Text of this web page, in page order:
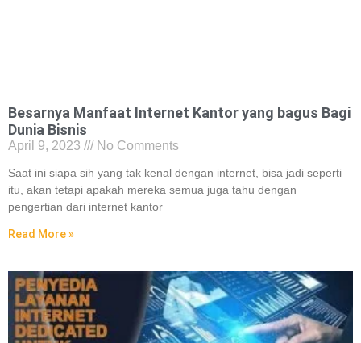
Besarnya Manfaat Internet Kantor yang bagus Bagi
Dunia Bisnis
April 9, 2023 No Comments
Saat ini siapa sih yang tak kenal dengan internet, bisa jadi seperti
itu, akan tetapi apakah mereka semua juga tahu dengan
pengertian dari internet kantor
Read More »